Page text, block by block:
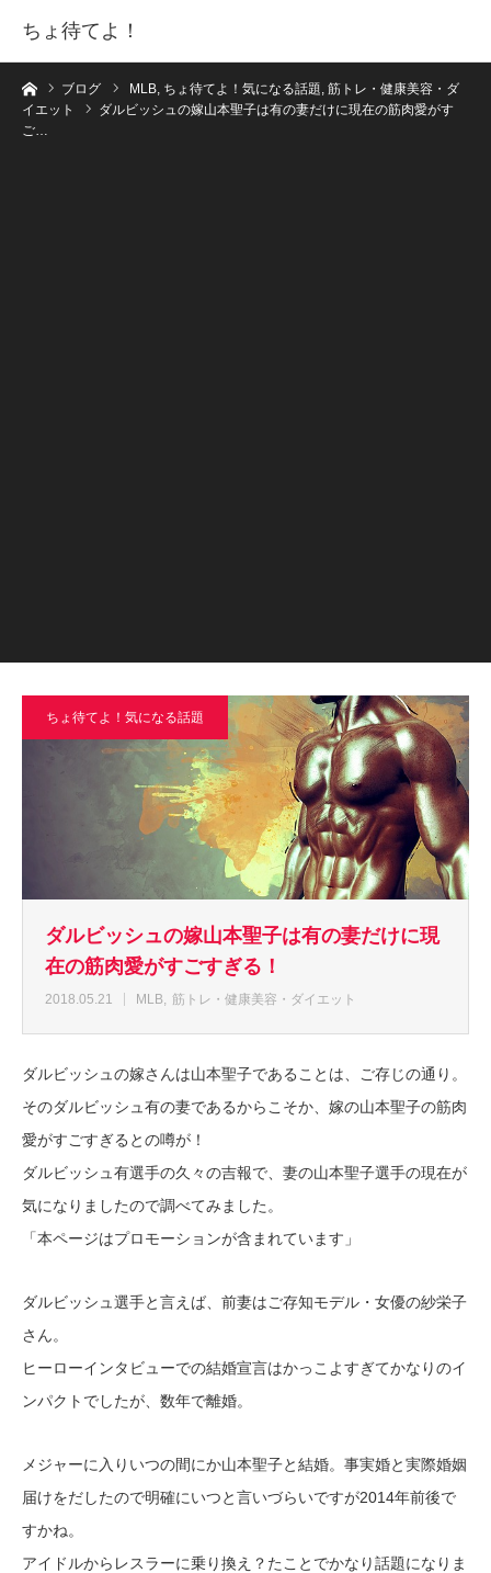
ちょ待てよ！
ホームブログ MLB, ちょ待てよ！気になる話題, 筋トレ・健康美容・ダ
イエット
ダルビッシュの嫁山本聖子は有の妻だけに現在の筋肉愛がす
ご…
ちょ待てよ！気になる話題
ダルビッシュの嫁山本聖子は有の妻だけに現
在の筋肉愛がすごすぎる！
2018.05.21 MLB 筋トレ・健康美容・ダイエット
ダルビッシュの嫁さんは山本聖子であることは、ご存じの通り。
そのダルビッシュ有の妻であるからこそか、嫁の山本聖子の筋肉
愛がすごすぎるとの噂が！
ダルビッシュ有選手の久々の吉報で、妻の山本聖子選手の現在が
気になりましたので調べてみました。
「本ページはプロモーションが含まれています」
ダルビッシュ選手と言えば、前妻はご存知モデル・女優の紗栄子
さん。
ヒーローインタビューでの結婚宣言はかっこよすぎてかなりのイ
ンパクトでしたが、数年で離婚。
メジャーに入りいつの間にか山本聖子と結婚。事実婚と実際婚姻
届けをだしたので明確にいつと言いづらいですが2014年前後で
すかね。
アイドルからレスラーに乗り換え？たことでかなり話題になりま